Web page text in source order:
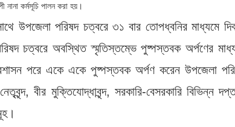
নানা কর্মসূচি পালন করা হয়।
উপজেলা পরিষদ চত্বরে ৩১ বার তোপধ্বনির মাধ্যমে
চত্বরে অবস্থিত স্মৃতিস্তম্ভে পুষ্পস্তবক অর্পণের
পরে একে একে পুষ্পস্তবক অর্পণ করেন উপজেলা
বীর মুক্তিযোদ্ধাবৃন্দ, সরকারি-বেসরকারি বিভিন্ন